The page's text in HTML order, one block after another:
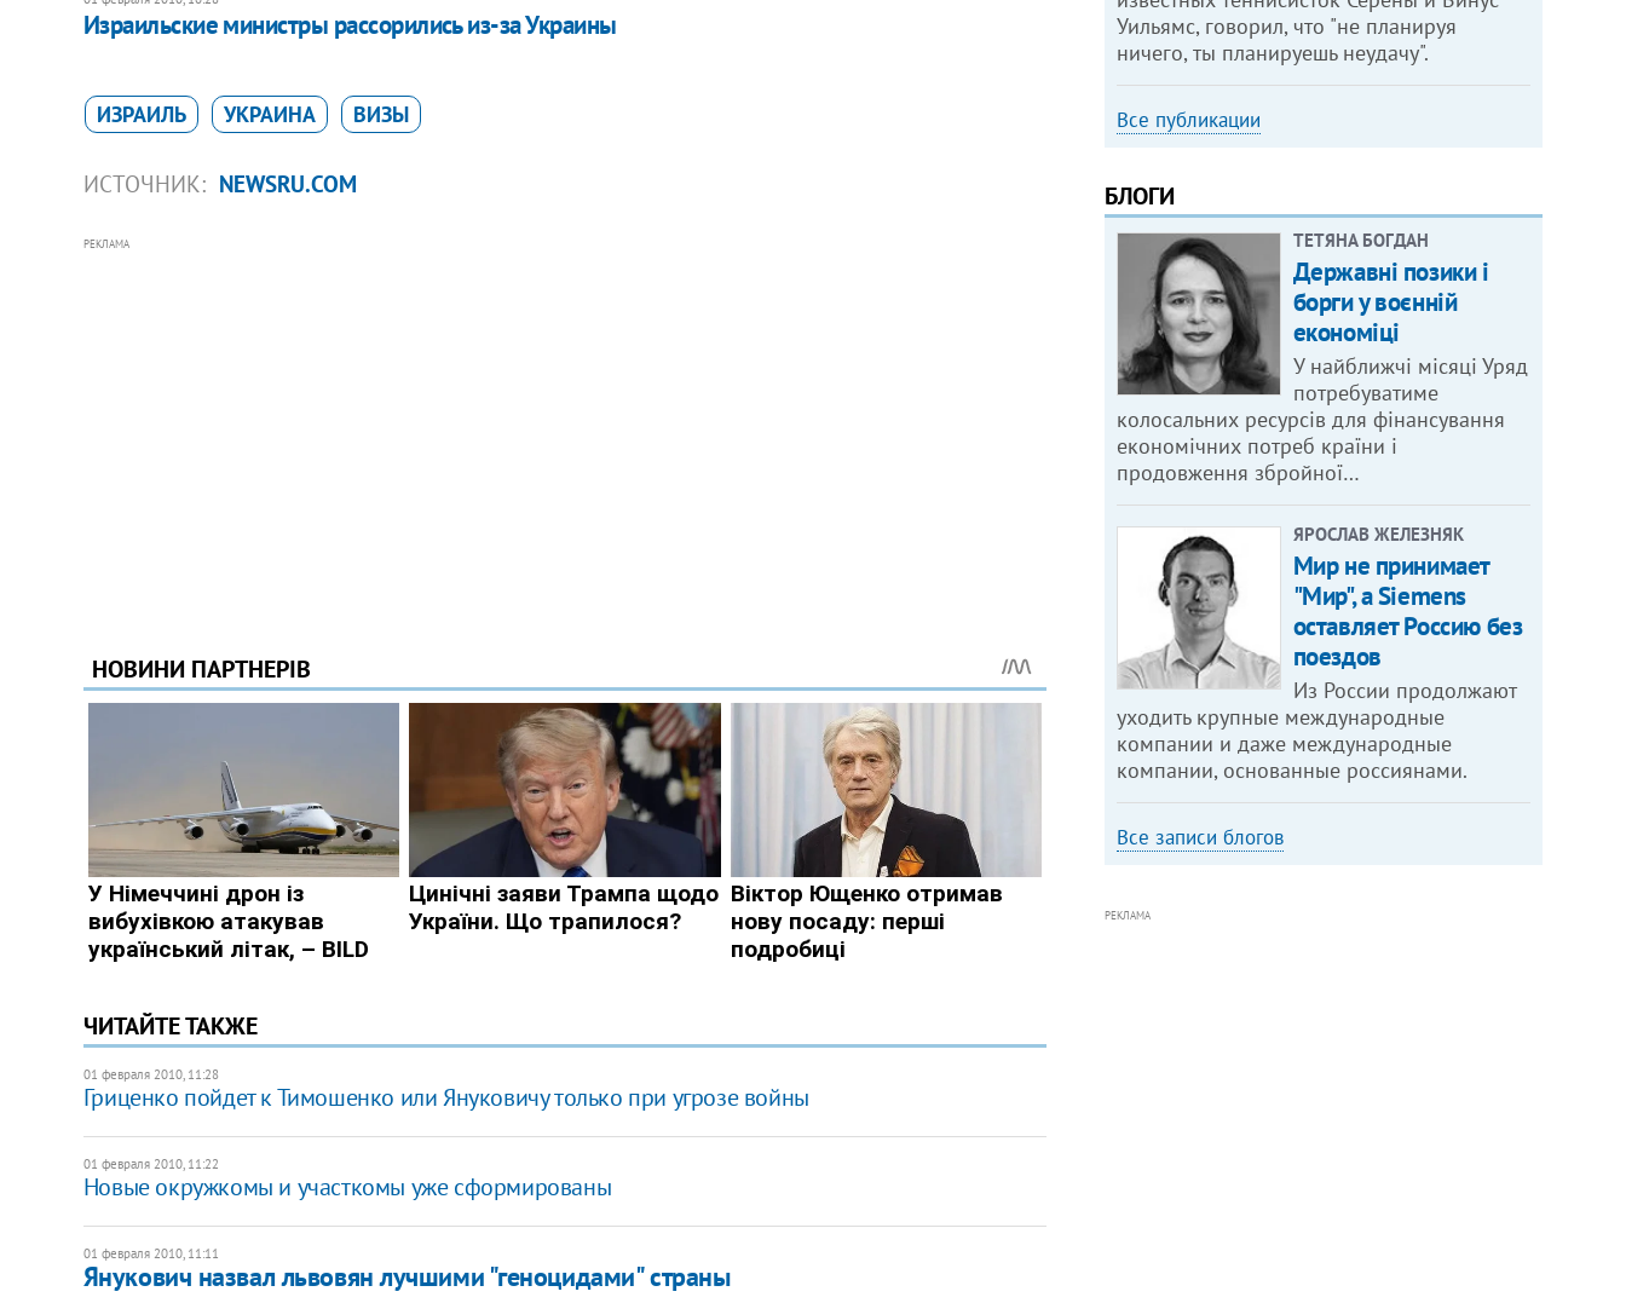
Израильские министры рассорились из-за Украины
ИЗРАИЛЬ УКРАИНА ВИЗЫ
ИСТОЧНИК: NEWSRU.COM
РЕКЛАМА
ЧИТАЙТЕ ТАКЖЕ
01 февраля 2010, 11:28
Гриценко пойдет к Тимошенко или Януковичу только при угрозе войны
01 февраля 2010, 11:22
Новые окружкомы и участкомы уже сформированы
01 февраля 2010, 11:11
Янукович назвал львовян лучшими "геноцидами" страны
Уильямс, говорил, что "не планируя
ничего, ты планируешь неудачу".
Все публикации
БЛОГИ
ТЕТЯНА БОГДАН
Державні позики і
борги у воєнній
економіці
У найближчі місяці Уряд
потребуватиме
колосальних ресурсів для фінансування
економічних потреб країни і
продовження збройної…
ЯРОСЛАВ ЖЕЛЕЗНЯК
Мир не принимает
"Мир", а Siemens
оставляет Россию без
поездов
Из России продолжают
уходить крупные международные
компании и даже международные
компании, основанные россиянами.
Все записи блогов
РЕКЛАМА